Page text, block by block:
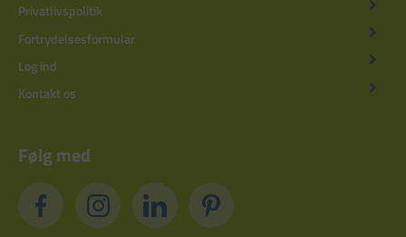
Privatlivspolitik
Fortrydelsesformular
Log ind
Kontakt os
Følg med